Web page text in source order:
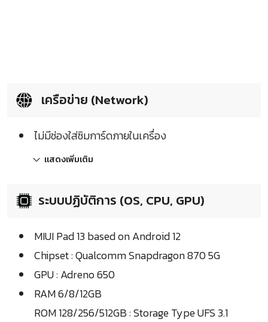
เครือข่าย (Network)
ไม่มีช่องใส่ซิมการ์ดภายในเครื่อง
แสดงเพิ่มเติม
ระบบปฏิบัติการ (OS, CPU, GPU)
MIUI Pad 13 based on Android 12
Chipset : Qualcomm Snapdragon 870 5G
GPU : Adreno 650
RAM 6/8/12GB
ROM 128/256/512GB : Storage Type UFS 3.1